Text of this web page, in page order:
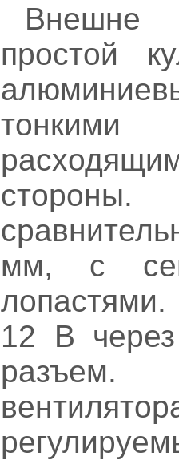
простой
мм, с
12 В через